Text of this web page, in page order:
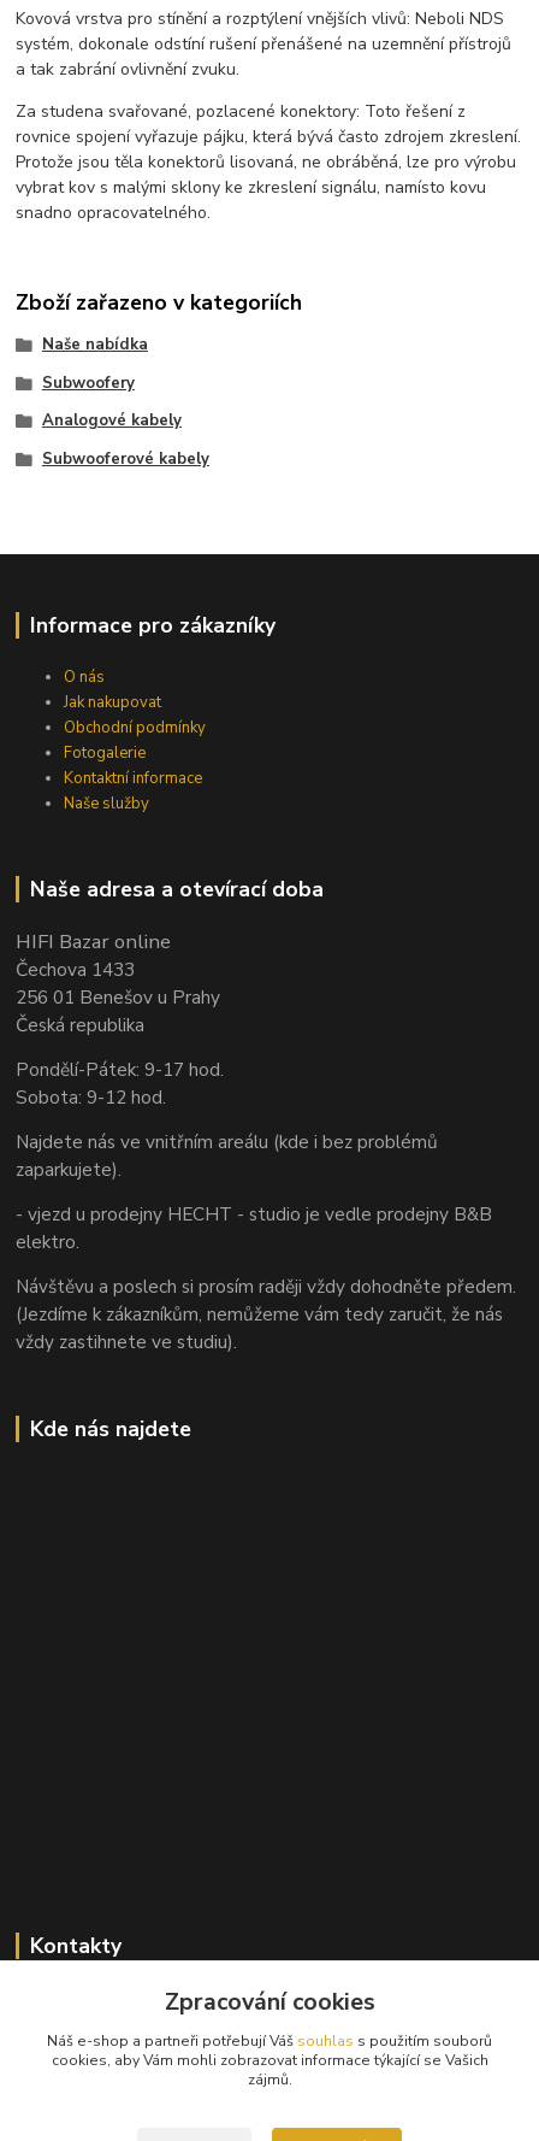
Kovová vrstva pro stínění a rozptýlení vnějších vlivů: Neboli NDS
systém, dokonale odstíní rušení přenášené na uzemnění přístrojů
a tak zabrání ovlivnění zvuku.
Za studena svařované, pozlacené konektory: Toto řešení z
rovnice spojení vyřazuje pájku, která bývá často zdrojem zkreslení.
Protože jsou těla konektorů lisovaná, ne obráběná, lze pro výrobu
vybrat kov s malými sklony ke zkreslení signálu, namísto kovu
snadno opracovatelného.
Zboží zařazeno v kategoriích
Naše nabídka
Subwoofery
Analogové kabely
Subwooferové kabely
Informace pro zákazníky
O nás
Jak nakupovat
Obchodní podmínky
Fotogalerie
Kontaktní informace
Naše služby
Naše adresa a otevírací doba
HIFI Bazar online
Čechova 1433
256 01 Benešov u Prahy
Česká republika
Pondělí-Pátek: 9-17 hod.
Sobota: 9-12 hod.
Najdete nás ve vnitřním areálu (kde i bez problémů
zaparkujete).
- vjezd u prodejny HECHT - studio je vedle prodejny B&B
elektro.
Návštěvu a poslech si prosím raději vždy dohodněte předem.
(Jezdíme k zákazníkům, nemůžeme vám tedy zaručit, že nás
vždy zastihnete ve studiu).
Kde nás najdete
Kontakty
+420 603 824 940
info@hifibazar.online
Zpracování cookies
Náš e-shop a partneři potřebují Váš souhlas s použitím souborů
cookies, aby Vám mohli zobrazovat informace týkající se Vašich
zájmů.